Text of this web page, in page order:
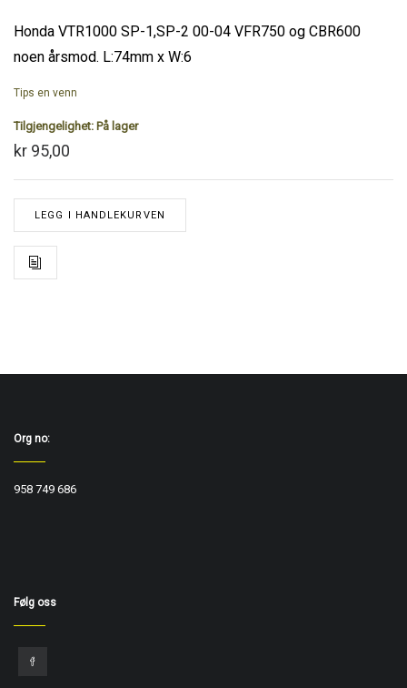
Honda VTR1000 SP-1,SP-2 00-04 VFR750 og CBR600
noen årsmod. L:74mm x W:6
Tips en venn
Tilgjengelighet: På lager
kr 95,00
LEGG I HANDLEKURVEN
Org no:
958 749 686
Følg oss